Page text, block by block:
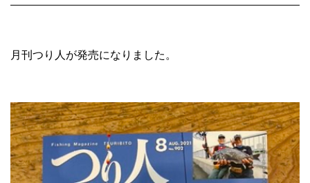
月刊つり人が発売になりました。